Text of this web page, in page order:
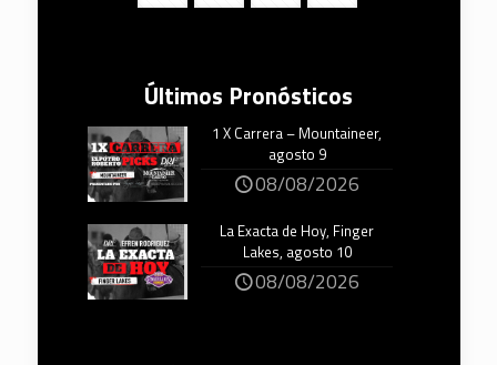
Últimos Pronósticos
1 X Carrera – Mountaineer,
agosto 9
08/08/2026
La Exacta de Hoy, Finger
Lakes, agosto 10
08/08/2026